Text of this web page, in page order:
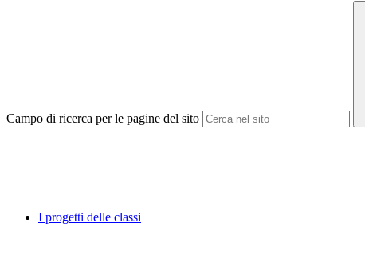
Campo di ricerca per le pagine del sito
I progetti delle classi